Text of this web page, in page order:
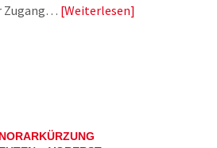
Zugang… Weiterlesen